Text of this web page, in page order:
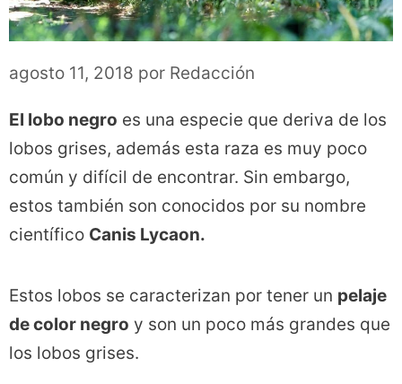
agosto 11, 2018 por Redacción
El lobo negro es una especie que deriva de los
lobos grises, además esta raza es muy poco
común y difícil de encontrar. Sin embargo,
estos también son conocidos por su nombre
científico Canis Lycaon.
Estos lobos se caracterizan por tener un pelaje
de color negro y son un poco más grandes que
los lobos grises.